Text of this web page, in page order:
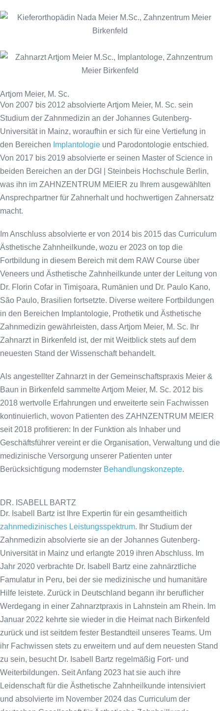
Artjom Meier, M. Sc.
Von 2007 bis 2012 absolvierte Artjom Meier, M. Sc. sein
Studium der Zahnmedizin an der Johannes Gutenberg-
Universität in Mainz, woraufhin er sich für eine Vertiefung in
den Bereichen Implantologie und Parodontologie entschied.
Von 2017 bis 2019 absolvierte er seinen Master of Science in
beiden Bereichen an der DGI | Steinbeis Hochschule Berlin,
was ihn im ZAHNZENTRUM MEIER zu Ihrem ausgewählten
Ansprechpartner für Zahnerhalt und hochwertigen Zahnersatz
macht.
Im Anschluss absolvierte er von 2014 bis 2015 das Curriculum
Ästhetische Zahnheilkunde, wozu er 2023 on top die
Fortbildung in diesem Bereich mit dem RAW Course über
Veneers und Ästhetische Zahnheilkunde unter der Leitung von
Dr. Florin Cofar in Timişoara, Rumänien und Dr. Paulo Kano,
São Paulo, Brasilien fortsetzte. Diverse weitere Fortbildungen
in den Bereichen Implantologie, Prothetik und Ästhetische
Zahnmedizin gewährleisten, dass Artjom Meier, M. Sc. Ihr
Zahnarzt in Birkenfeld ist, der mit Weitblick stets auf dem
neuesten Stand der Wissenschaft behandelt.
Als angestellter Zahnarzt in der Gemeinschaftspraxis Meier &
Baun in Birkenfeld sammelte Artjom Meier, M. Sc. 2012 bis
2018 wertvolle Erfahrungen und erweiterte sein Fachwissen
kontinuierlich, wovon Patienten des ZAHNZENTRUM MEIER
seit 2018 profitieren: In der Funktion als Inhaber und
Geschäftsführer vereint er die Organisation, Verwaltung und die
medizinische Versorgung unserer Patienten unter
Berücksichtigung modernster Behandlungskonzepte.
DR. ISABELL BARTZ
Dr. Isabell Bartz ist Ihre Expertin für ein gesamtheitlich
zahnmedizinisches Leistungsspektrum. Ihr Studium der
Zahnmedizin absolvierte sie an der Johannes Gutenberg-
Universität in Mainz und erlangte 2019 ihren Abschluss. Im
Jahr 2020 verbrachte Dr. Isabell Bartz eine zahnärztliche
Famulatur in Peru, bei der sie medizinische und humanitäre
Hilfe leistete. Zurück in Deutschland begann ihr beruflicher
Werdegang in einer Zahnarztpraxis in Lahnstein am Rhein. Im
Januar 2022 kehrte sie wieder in die Heimat nach Birkenfeld
zurück und ist seitdem fester Bestandteil unseres Teams. Um
ihr Fachwissen stets zu erweitern und auf dem neuesten Stand
zu sein, besucht Dr. Isabell Bartz regelmäßig Fort- und
Weiterbildungen. Seit Anfang 2023 hat sie auch ihre
Leidenschaft für die Ästhetische Zahnheilkunde intensiviert
und absolvierte im November 2024 das Curriculum der